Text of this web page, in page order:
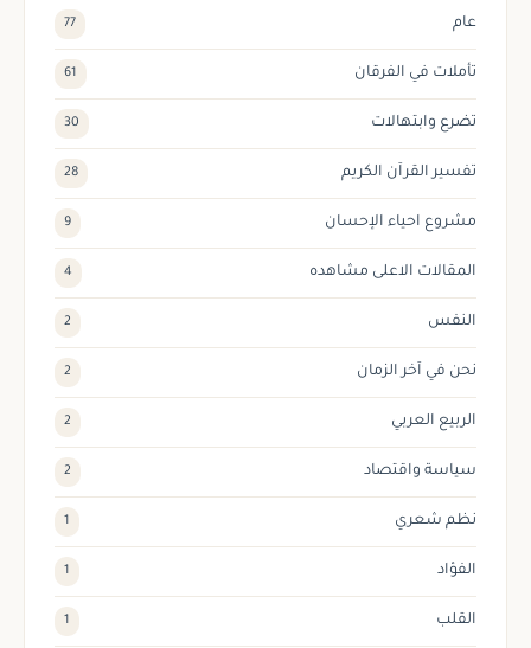
عام 77
تأملات في الفرقان 61
تضرع وابتهالات 30
تفسير القرآن الكريم 28
مشروع احياء الإحسان 9
المقالات الاعلى مشاهده 4
النفس 2
نحن في آخر الزمان 2
الربيع العربي 2
سياسة واقتصاد 2
نظم شعري 1
الفؤاد 1
القلب 1